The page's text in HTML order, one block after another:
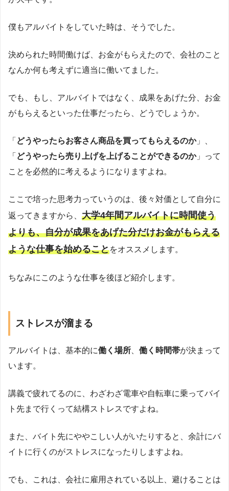
僕もアルバイトをしていた時は、そうでした。
決められた時間働けば、お金がもらえたので、会社のこと
なんか何も考えずに適当に働いてました。
でも、もし、アルバイトではなく、成果をあげた分、お金
がもらえるといった仕事だったら、どうでしょうか。
「 どうやったらお客さん商品を買ってもらえるのか」、
「 どうやったら売り上げを上げることができるのか」って
ことを必然的に考えるようになりますよね。
ここで培った思考力っていうのは、後々対価として自分に
返ってきますから、 大学4年間アルバイトに時間使う
よりも、自分が成果をあげた分だけお金がもらえる
ような仕事を始めることをオススメします。
ちなみにこのような仕事を後ほど紹介します。
ストレスが溜まる
アルバイトは、基本的に働く場所 働く時間帯が決まって
います。
講義で疲れてるのに、わざわざ電車や自転車に乗ってバイ
ト先まで行くって結構ストレスですよね。
また、バイト先にややこしい人がいたりすると、余計にバ
イトに行くのがストレスになったりしますよね。
でも、これは、会社に雇用されている以上、避けることは